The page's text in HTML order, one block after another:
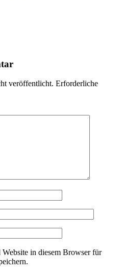
veröffentlicht. Erforderliche
in diesem Browser für